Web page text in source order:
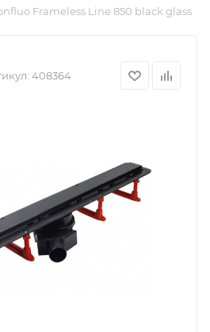
Frameless Line 850 black glass
408364